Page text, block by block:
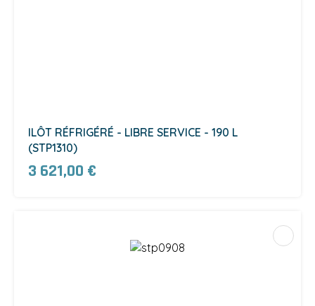
ILÔT RÉFRIGÉRÉ - LIBRE SERVICE - 190 L
(STP1310)
3 621,00 €